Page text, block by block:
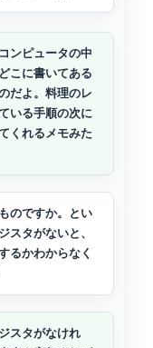
ンピュータの中
こに書いてある
だよ。料理のレ
いる手順の次に
くれるメモみた
のですか。とい
スタがないと、
るかわからなく
スタがなけれ